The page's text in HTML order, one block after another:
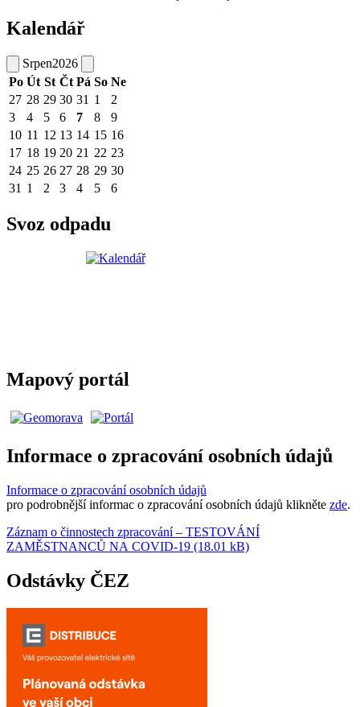
Kalendář
Srpen2026
Po Út St Čt Pá So Ne
27 28 29 30 31 1
2
3
4 5 6 7 8
9
10 11 12 13 14 15 16
17 18 19 20 21 22 23
24 25 26 27 28 29 30
31 1 2 3 4 5 6
Svoz odpadu
Mapový portál
Informace o zpracování osobních údajů
Informace o zpracování osobních údajů
pro podrobnější informac o zpracování osobních údajů klikněte zde.
Záznam o činnostech zpracování – TESTOVÁNÍ
ZAMĚSTNANCŮ NA COVID-19 (18.01 kB)
Odstávky ČEZ